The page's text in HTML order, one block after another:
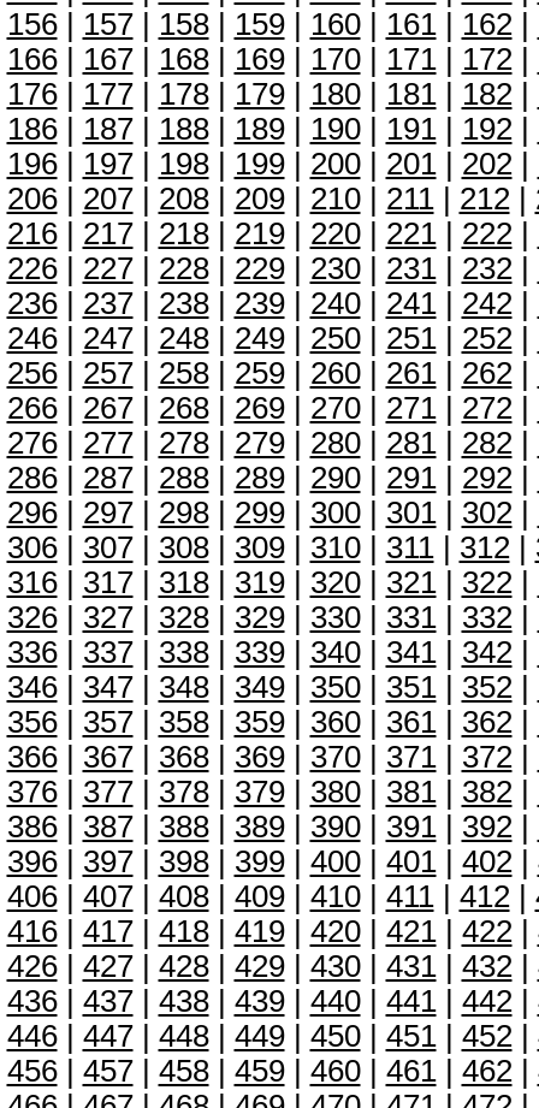
156| 157| 158| 159| 160| 161| 162|
166| 167| 168| 169| 170| 171| 172|
176| 177| 178| 179| 180| 181| 182|
186| 187| 188| 189| 190| 191| 192|
196| 197| 198| 199| 200| 201| 202|
206| 207| 208| 209| 210| 211| 212|
216| 217| 218| 219| 220| 221| 222|
226| 227| 228| 229| 230| 231| 232|
236| 237| 238| 239| 240| 241| 242|
246| 247| 248| 249| 250| 251| 252|
256| 257| 258| 259| 260| 261| 262|
266| 267| 268| 269| 270| 271| 272|
276| 277| 278| 279| 280| 281| 282|
286| 287| 288| 289| 290| 291| 292|
296| 297| 298| 299| 300| 301| 302|
306| 307| 308| 309| 310| 311| 312|
316| 317| 318| 319| 320| 321| 322|
326| 327| 328| 329| 330| 331| 332|
336| 337| 338| 339| 340| 341| 342|
346| 347| 348| 349| 350| 351| 352|
356| 357| 358| 359| 360| 361| 362|
366| 367| 368| 369| 370| 371| 372|
376| 377| 378| 379| 380| 381| 382|
386| 387| 388| 389| 390| 391| 392|
396| 397| 398| 399| 400| 401| 402|
406| 407| 408| 409| 410| 411| 412|
416| 417| 418| 419| 420| 421| 422|
426| 427| 428| 429| 430| 431| 432|
436| 437| 438| 439| 440| 441| 442|
446| 447| 448| 449| 450| 451| 452|
456| 457| 458| 459| 460| 461| 462|